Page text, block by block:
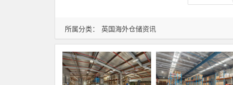
所属分类： 英国海外仓储资讯